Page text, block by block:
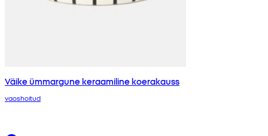
Väike ümmargune keraamiline koerakauss
vaoshoitud